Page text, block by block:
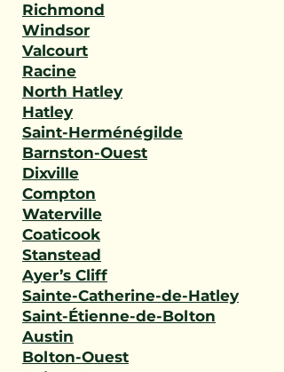
Richmond
Windsor
Valcourt
Racine
North Hatley
Hatley
Saint-Herménégilde
Barnston-Ouest
Dixville
Compton
Waterville
Coaticook
Stanstead
Ayer’s Cliff
Sainte-Catherine-de-Hatley
Saint-Étienne-de-Bolton
Austin
Bolton-Ouest